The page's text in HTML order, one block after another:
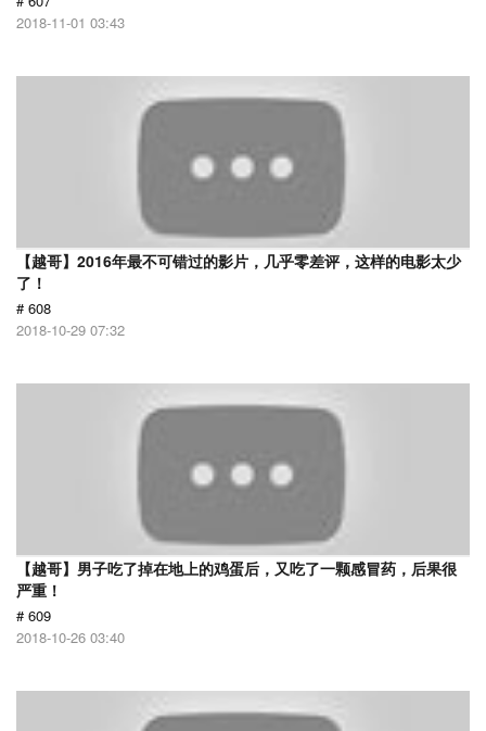
2018-11-01 03:43
【越哥】2016年最不可错过的影片，几乎零差评，这样的电影太少
了！
# 608
2018-10-29 07:32
【越哥】男子吃了掉在地上的鸡蛋后，又吃了一颗感冒药，后果很
严重！
# 609
2018-10-26 03:40